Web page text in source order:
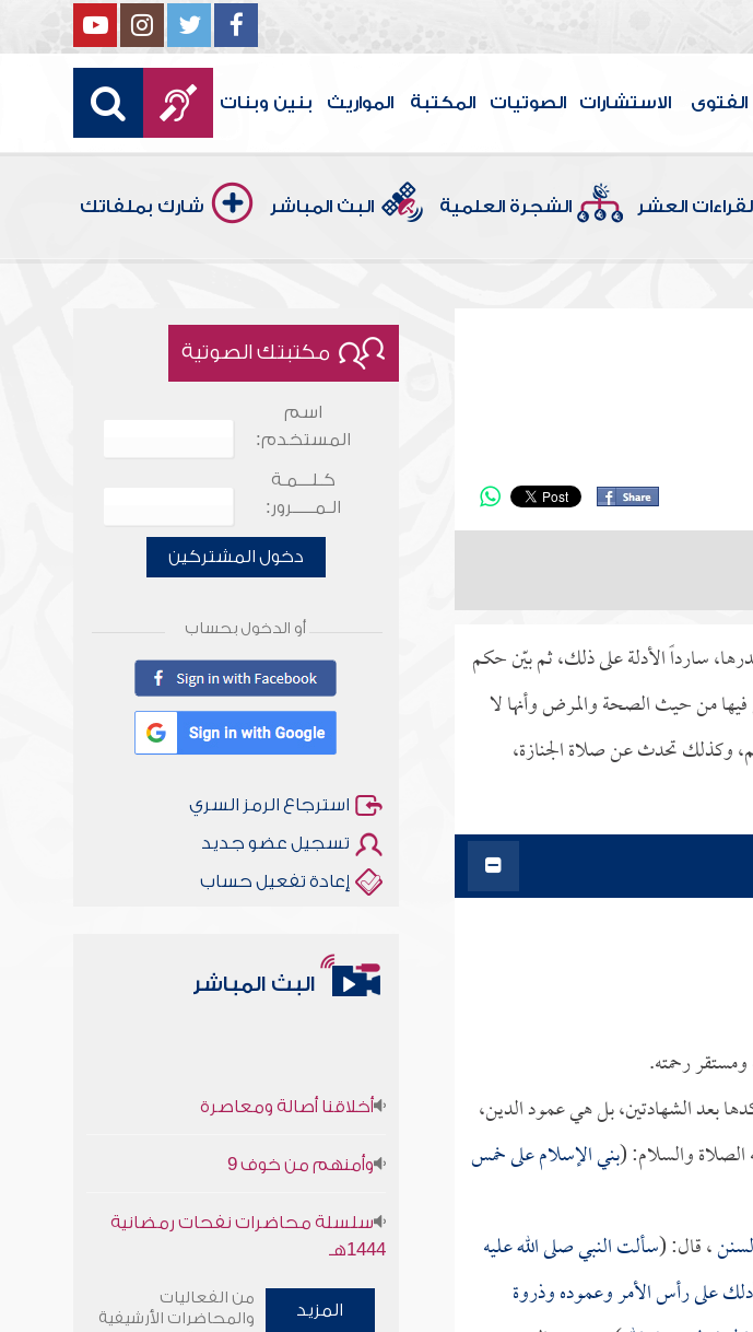
الفتوى الاستشارات الصوتيات المكتبة المواريث بنين وبنات
العشر الشجرة العلمية البث المباشر شارك بملفاتك
سارداً الأدلة على ذلك، ثم بيّن حكم
من حيث الصحة والمرض وأنها لا
وكذلك تحدث عن صلاة الجنازة،
ومستقر رحمته.
بعد الشهادتين، بل هي عمود الدين،
الصلاة والسلام: (بني الإسلام على خمس
، قال: (سألت النبي صلى الله عليه
على رأس الأمر وعموده وذروة
مكتبتك الصوتية
اسم
المستخدم:
كـلـــمـة
الـمـــــرور:
دخول المشتركين
أو الدخول بحساب
استرجاع الرمز السري
تسجيل عضو جديد
إعادة تفعيل حساب
البث المباشر
1444هـ
أخلاقنا أصالة ومعاصرة
المزيد
من الفعاليات
والمحاضرات الأرشيفية